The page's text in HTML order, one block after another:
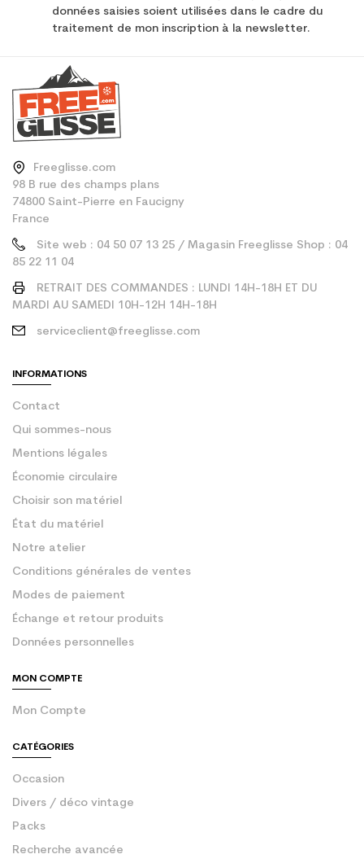
données saisies soient utilisées dans le cadre du
traitement de mon inscription à la newsletter.
Freeglisse.com
98 B rue des champs plans
74800 Saint-Pierre en Faucigny
France
Site web : 04 50 07 13 25 / Magasin Freeglisse Shop : 04
85 22 11 04
RETRAIT DES COMMANDES : LUNDI 14H-18H ET DU
MARDI AU SAMEDI 10H-12H 14H-18H
serviceclient@freeglisse.com
INFORMATIONS
Contact
Qui sommes-nous
Mentions légales
Économie circulaire
Choisir son matériel
État du matériel
Notre atelier
Conditions générales de ventes
Modes de paiement
Échange et retour produits
Données personnelles
MON COMPTE
Mon Compte
CATÉGORIES
Occasion
Divers / déco vintage
Packs
Recherche avancée